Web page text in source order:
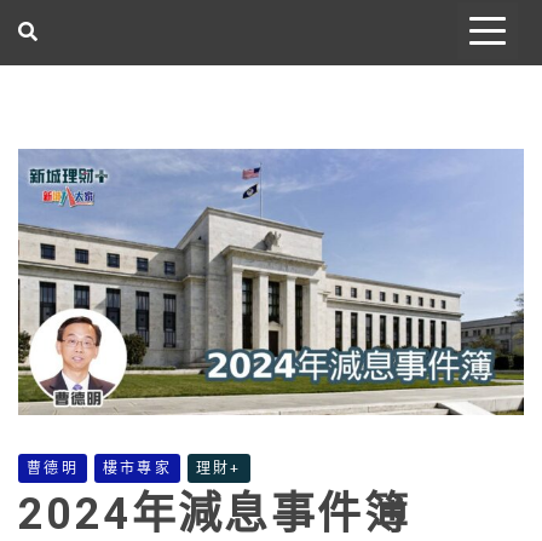
曹德明 樓市專家 理財+
2024年減息事件簿